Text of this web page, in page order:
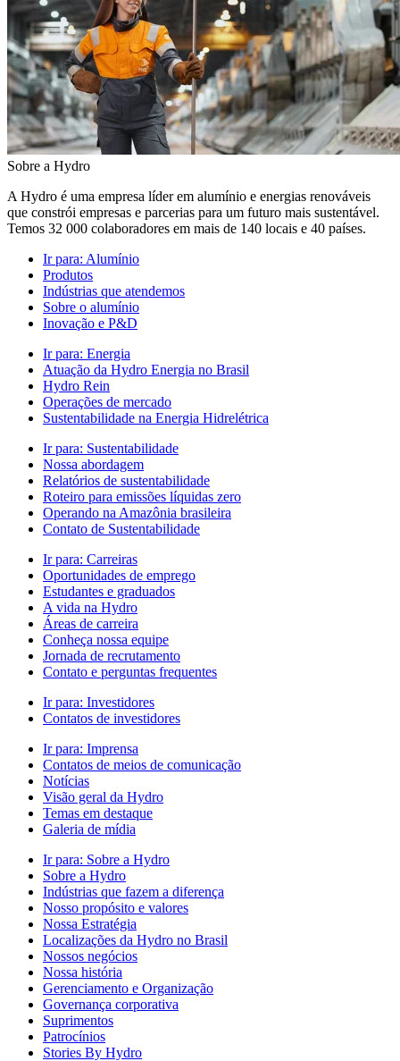
Sobre a Hydro
A Hydro é uma empresa líder em alumínio e energias renováveis
que constrói empresas e parcerias para um futuro mais sustentável.
Temos 32 000 colaboradores em mais de 140 locais e 40 países.
Ir para: Alumínio
Produtos
Indústrias que atendemos
Sobre o alumínio
Inovação e P&D
Ir para: Energia
Atuação da Hydro Energia no Brasil
Hydro Rein
Operações de mercado
Sustentabilidade na Energia Hidrelétrica
Ir para: Sustentabilidade
Nossa abordagem
Relatórios de sustentabilidade
Roteiro para emissões líquidas zero
Operando na Amazônia brasileira
Contato de Sustentabilidade
Ir para: Carreiras
Oportunidades de emprego
Estudantes e graduados
A vida na Hydro
Áreas de carreira
Conheça nossa equipe
Jornada de recrutamento
Contato e perguntas frequentes
Ir para: Investidores
Contatos de investidores
Ir para: Imprensa
Contatos de meios de comunicação
Notícias
Visão geral da Hydro
Temas em destaque
Galeria de mídia
Ir para: Sobre a Hydro
Sobre a Hydro
Indústrias que fazem a diferença
Nosso propósito e valores
Nossa Estratégia
Localizações da Hydro no Brasil
Nossos negócios
Nossa história
Gerenciamento e Organização
Governança corporativa
Suprimentos
Patrocínios
Stories By Hydro